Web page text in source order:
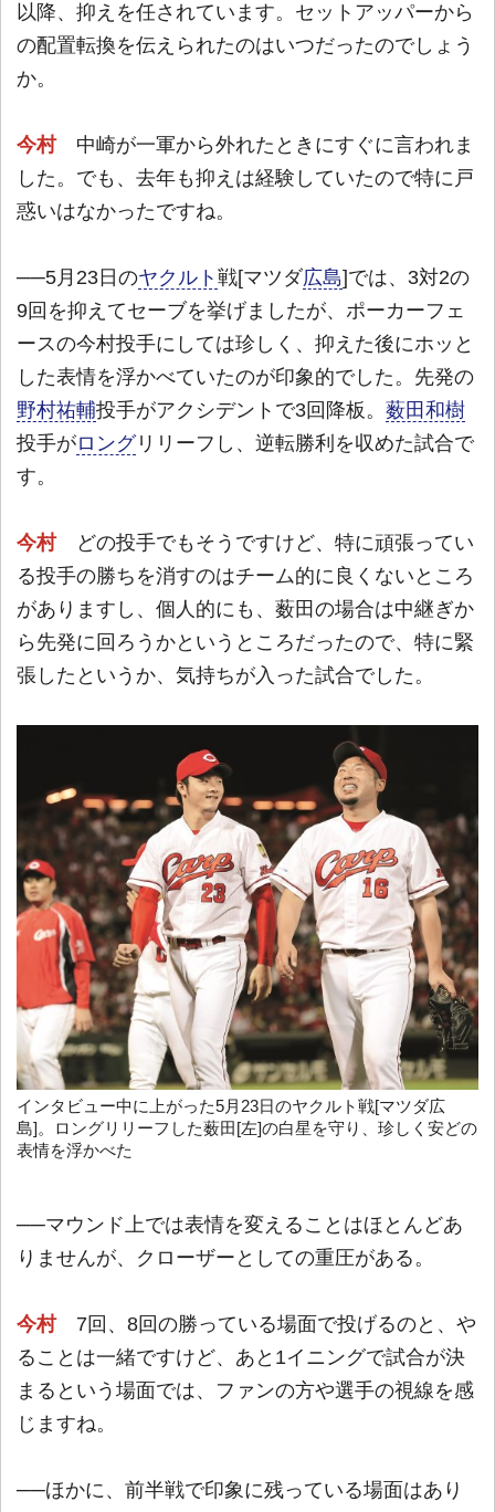
以降、抑えを任されています。セットアッパーから
の配置転換を伝えられたのはいつだったのでしょう
か。
今村 中崎が一軍から外れたときにすぐに言われま
した。でも、去年も抑えは経験していたので特に戸
惑いはなかったですね。
──5月23日のヤクルト 戦[マツダ広島]では、3対2の
9回を抑えてセーブを挙げましたが、ポーカーフェ
ースの今村投手にしては珍しく、抑えた後にホッと
した表情を浮かべていたのが印象的でした。先発の
野村祐輔投手がアクシデントで3回降板。 薮田和樹
投手がロングリリーフし、逆転勝利を収めた試合で
す。
今村
どの投手でもそうですけど、特に頑張ってい
る投手の勝ちを消すのはチーム的に良くないところ
がありますし、個人的にも、薮田の場合は中継ぎか
ら先発に回ろうかというところだったので、特に緊
張したというか、気持ちが入った試合でした。
インタビュー中に上がった5月23日のヤクルト戦[マツダ広
島]。ロングリリーフした薮田[左]の白星を守り、珍しく安どの
表情を浮かべた
──マウンド上では表情を変えることはほとんどあ
りませんが、クローザーとしての重圧がある。
今村 7回、8回の勝っている場面で投げるのと、や
ることは一緒ですけど、あと1イニングで試合が決
まるという場面では、ファンの方や選手の視線を感
じますね。
──ほかに、前半戦で印象に残っている場面はあり